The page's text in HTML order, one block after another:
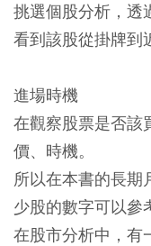
挑選個股分析，透
看到該股從掛牌到
進場時機
在觀察股票是否該
價、時機。
所以在本書的長期
少股的數字可以參
在股市分析中，